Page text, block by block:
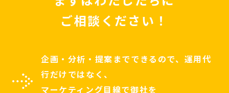
ご相談ください！
企画・分析・提案までできるので、運用代
行だけではなく、
マーケティング目線で御社を